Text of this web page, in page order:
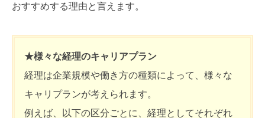
おすすめする理由と言えます。
★様々な経理のキャリアプラン
経理は企業規模や働き方の種類によって、様々な
キャリプランが考えられます。
例えば、以下の区分ごとに、経理としてそれぞれ